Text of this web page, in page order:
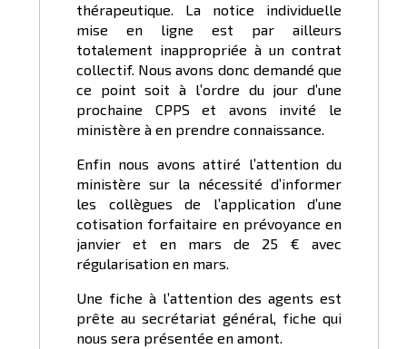
thérapeutique. La notice individuelle
mise en ligne est par ailleurs
totalement inappropriée à un contrat
collectif. Nous avons donc demandé que
ce point soit à l’ordre du jour d’une
prochaine CPPS et avons invité le
ministère à en prendre connaissance.
Enfin nous avons attiré l’attention du
ministère sur la nécessité d’informer
les collègues de l’application d’une
cotisation forfaitaire en prévoyance en
janvier et en mars de 25 € avec
régularisation en mars.
Une fiche à l’attention des agents est
prête au secrétariat général, fiche qui
nous sera présentée en amont.